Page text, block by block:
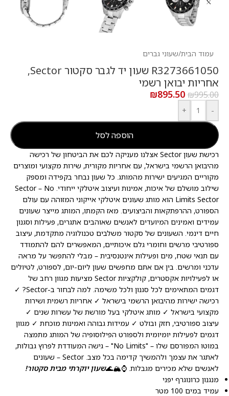
עמוד הבית/שעוני גברים
R3273661050 שעון יד לגבר סקטור Sector,
אחריות יבואן רשמי
₪995.00
₪895.50
-
+
הוספה לסל
רכישת שעון Sector אצלנו מעניקה לכם את הביטחון של רכישה
מהיבואן הרשמי בישראל, עם אחריות מקורית, שירות מקצועי ומוצרים
מקוריים המגיעים ישירות מהמותג. כל שעון נבחר בקפידה ומספק
שילוב מושלם של איכות, אמינות ועיצוב איטלקי ייחודי. Sector – No
Limits Sector הוא מותג שעונים איטלקי אייקוני המזוהה עם עולם
הספורט, ההרפתקאות והביצועים. מאז הקמתו, המותג מייצר שעונים
עמידים ואמינים המיועדים לאנשים שאוהבים אתגרים, פעילות וסגנון
חיים דינמי. השעונים של סקטור משלבים טכנולוגיה מתקדמת, עיצוב
ספורטיבי מרשים וחומרי גלם איכותיים, המאפשרים להם להתמודד
עם תנאי שטח, מים ופעילות אינטנסיבית – מבלי להתפשר על מראה
עדכני ומרשים. בין אם אתם מחפשים שעון ליום-יום, לספורט, לטיולים
או לפעילויות אקסטרים, קולקציות Sector מציעות מגוון רחב של
דגמים המתאימים לכל סגנון ולכל משימה. למה לבחור ב-Sector? ✓
רכישה ישירות מהיבואן הרשמי בישראל ✓ אחריות רשמית ושירות
מקצועי בישראל ✓ מותג איטלקי בעל מורשת של עשרות שנים ✓
עיצוב ספורטיבי, חזק ובולט ✓ עמידות גבוהה ואמינות מוכחת ✓ מגוון
דגמים לפעילות יומיומית ולספורט הפילוסופיה של המותג מתמצה
במוטו המפורסם שלו – "No Limits" – גישה המעודדת לפרוץ גבולות,
לאתגר את עצמך ולהמשיך קדימה בכל מצב. Sector – שעונים
לאנשים שלא מכירים מגבלות. ⌚🏔️🌊שעון יוקרתי מבית סקטור!
מנגנון כרונוגרף יפני
עמיד במים 100 מטר